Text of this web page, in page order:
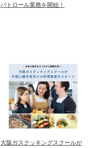
パトロール業務を開始！
大阪ガスクッキングスクールが